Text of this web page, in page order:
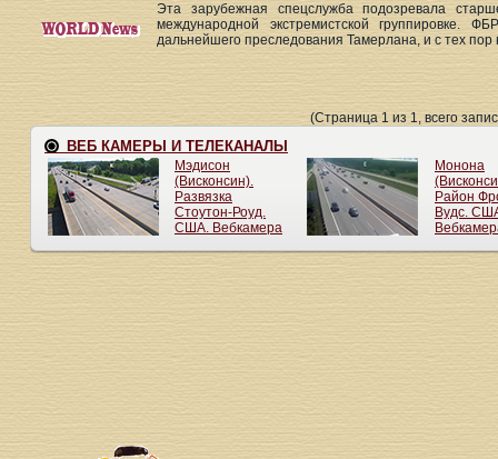
Эта зарубежная спецслужба подозревала
международной экстремистской группировке.
дальнейшего преследования Тамерлана, и с тех пор
(Страница 1 из 1, всего